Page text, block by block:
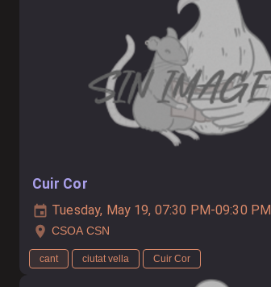
Cuir Cor
Tuesday, May 19, 07:30 PM-09:30 PM
CSOA CSN
cant ciutat vella Cuir Cor